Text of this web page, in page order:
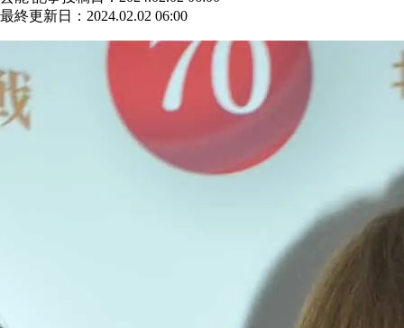
最終更新日：2024.02.02 06:00